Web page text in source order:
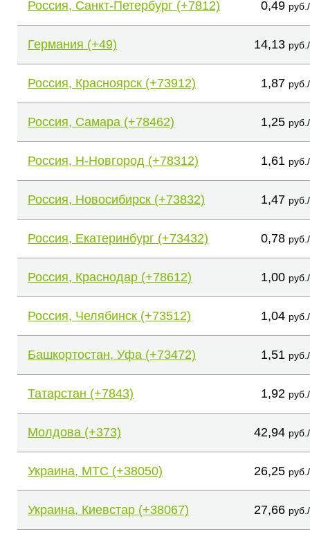
Россия, Санкт-Петербург (+7812) 0,49
Германия (+49) 14,13
Россия, Красноярск (+73912) 1,87
Россия, Самара (+78462) 1,25
Россия, Н-Новгород (+78312) 1,61
Россия, Новосибирск (+73832) 1,47
Россия, Екатеринбург (+73432) 0,78
Россия, Краснодар (+78612) 1,00
Россия, Челябинск (+73512) 1,04
Башкортостан, Уфа (+73472) 1,51
Татарстан (+7843) 1,92
Молдова (+373) 42,94
Украина, МТС (+38050) 26,25
Украина, Киевстар (+38067) 27,66